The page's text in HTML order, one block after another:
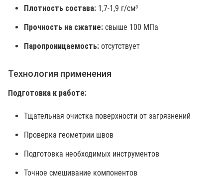
Плотность состава: 1,7-1,9 г/см³
Прочность на сжатие: свыше 100 МПа
Паропроницаемость: отсутствует
Технология применения
Подготовка к работе:
Тщательная очистка поверхности от загрязнений
Проверка геометрии швов
Подготовка необходимых инструментов
Точное смешивание компонентов